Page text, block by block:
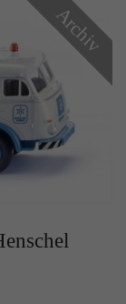
Archiv